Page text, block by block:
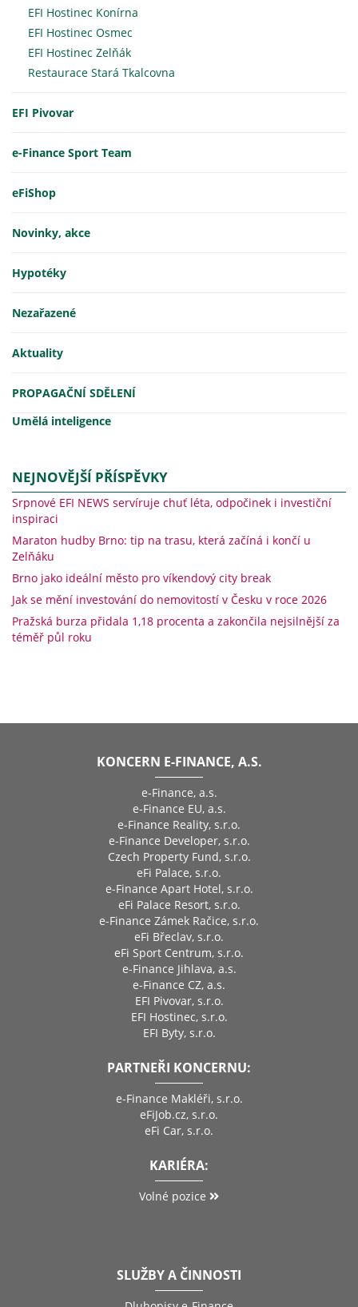
EFI Hostinec Konírna
EFI Hostinec Osmec
EFI Hostinec Zelňák
Restaurace Stará Tkalcovna
EFI Pivovar
e-Finance Sport Team
eFiShop
Novinky, akce
Hypotéky
Nezařazené
Aktuality
PROPAGAČNÍ SDĚLENÍ
Umělá inteligence
NEJNOVĚJŠÍ PŘÍSPĚVKY
Srpnové EFI NEWS servíruje chuť léta, odpočinek i investiční
inspiraci
Maraton hudby Brno: tip na trasu, která začíná i končí u
Zelňáku
Brno jako ideální město pro víkendový city break
Jak se mění investování do nemovitostí v Česku v roce 2026
Pražská burza přidala 1,18 procenta a zakončila nejsilnější za
téměř půl roku
KONCERN E-FINANCE, A.S.
e-Finance, a.s.
e-Finance EU, a.s.
e-Finance Reality, s.r.o.
e-Finance Developer, s.r.o.
Czech Property Fund, s.r.o.
eFi Palace, s.r.o.
e-Finance Apart Hotel, s.r.o.
eFi Palace Resort, s.r.o.
e-Finance Zámek Račice, s.r.o.
eFi Břeclav, s.r.o.
eFi Sport Centrum, s.r.o.
e-Finance Jihlava, a.s.
e-Finance CZ, a.s.
EFI Pivovar, s.r.o.
EFI Hostinec, s.r.o.
EFI Byty, s.r.o.
PARTNEŘI KONCERNU:
e-Finance Makléři, s.r.o.
eFiJob.cz, s.r.o.
eFi Car, s.r.o.
KARIÉRA:
Volné pozice
SLUŽBY A ČINNOSTI